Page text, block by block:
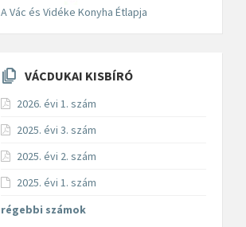
A Vác és Vidéke Konyha Étlapja
VÁCDUKAI KISBÍRÓ
2026. évi 1. szám
2025. évi 3. szám
2025. évi 2. szám
2025. évi 1. szám
régebbi számok